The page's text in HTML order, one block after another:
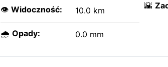
👁️ Widoczność: 10.0 km
🌧️ Opady: 0.0 mm
🌇